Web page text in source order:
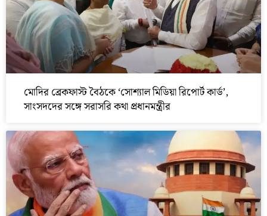
মোদির ব্রেকফাস্ট বৈঠকে ‘সোশ্যাল মিডিয়া রিপোর্ট কার্ড’,
সাংসদদের সঙ্গে সরাসরি কথা প্রধানমন্ত্রীর